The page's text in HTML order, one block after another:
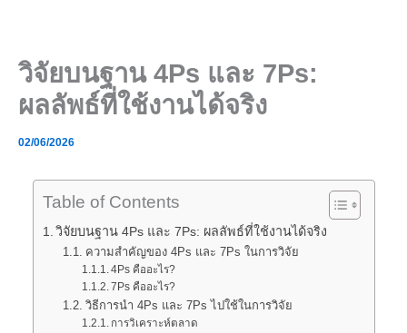
วิจัยบนฐาน 4Ps และ 7Ps:
ผลลัพธ์ที่ใช้งานได้จริง
02/06/2026
Table of Contents
วิจัยบนฐาน 4Ps และ 7Ps: ผลลัพธ์ที่ใช้งานได้จริง
ความสำคัญของ 4Ps และ 7Ps ในการวิจัย
4Ps คืออะไร?
7Ps คืออะไร?
วิธีการนำ 4Ps และ 7Ps ไปใช้ในการวิจัย
การวิเคราะห์ตลาด